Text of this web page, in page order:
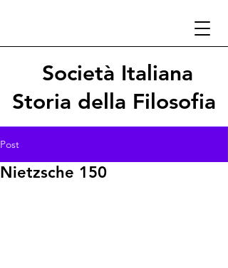
Società Italiana
Storia della Filosofia
Post
Nietzsche 150